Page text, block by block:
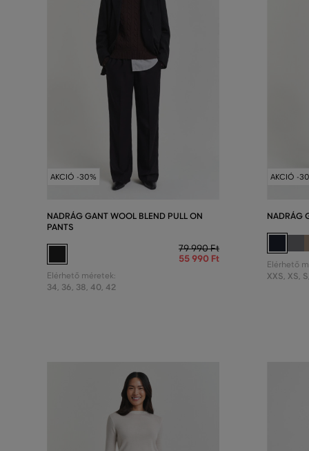
AKCIÓ -30%
NADRÁG GANT WOOL BLEND PULL ON
PANTS
79 990 Ft
55 990 Ft
Elérhető méretek:
34, 36, 38, 40, 42
AKCIÓ -
NADRÁG
Elérhető
XXS, XS, S